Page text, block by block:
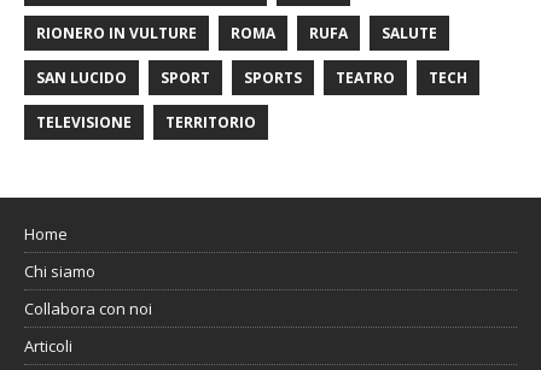
RIONERO IN VULTURE ROMA RUFA SALUTE
SAN LUCIDO SPORT SPORTS TEATRO TECH
TELEVISIONE TERRITORIO
Home
Chi siamo
Collabora con noi
Articoli